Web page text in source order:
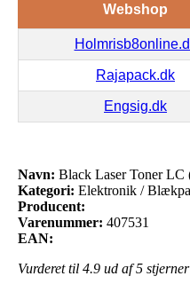
Webshop
Rajapack.dk
Engsig.dk
Navn: Black Laser Toner LC
Kategori: Elektronik /
Producent:
Varenummer: 407531
EAN:
Vurderet til 4.9 ud af 5